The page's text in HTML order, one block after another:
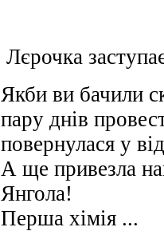
Лєрочка
Якби ви бачили
пару днів
повернулася у
А ще привезла
Янгола!
Перша хімія ...